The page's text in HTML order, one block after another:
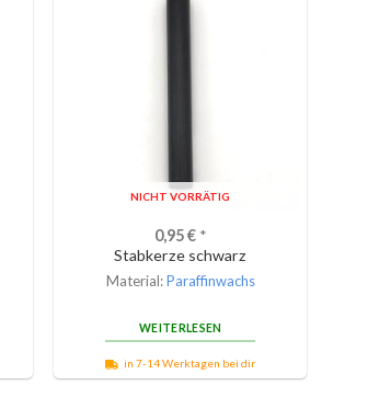
NICHT VORRÄTIG
0,95€*
Stabkerze schwarz
Material:Paraffinwachs
WEITERLESEN
in 7-14 Werktagen bei dir